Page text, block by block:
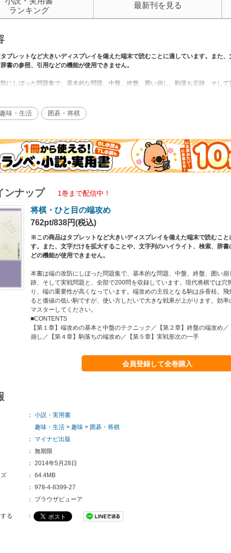
ランキング
最新刊を見る
ブレットなど大きいディスプレイを備えた端末で読むことに適しています。また
書の参照、引用などの機能が使用できません。
にしぼった問題集で、基本的な問題、中盤、終盤、囲い崩し、駒落ち定跡、そし
では穴熊の流行により、端の重要性が高くなっています。端攻めの主役となる駒は
めの基本と中盤のテクニック／【第２章】終盤の端攻め／【第３章】囲い崩し／【
趣味・生活 囲碁・将棋
ンナップ 1巻まで配信中！
将棋・ひと目の端攻め
762pt/838円(税込)
※この商品はタブレットなど大きいディスプレイを備えた端末で読むこと
す。また、文字だけを拡大することや、文字列のハイライト、検索、辞書
どの機能が使用できません。
本書は端の攻防にしぼった問題集で、基本的な問題、中盤、終盤、囲い崩
跡、そして実戦問題と、全部で200問を収録しています。現代将棋では穴
り、端の重要性が高くなっています。端攻めの主役となる駒は歩香桂。
ると価値の低い駒ですが、使い方しだいで大きな戦果が上がります。効率
マスターしてください。
■CONTENTS
【第１章】端攻めの基本と中盤のテクニック／【第２章】終盤の端攻め
崩し／【第４章】駒落ちの端攻め／【第５章】実戦形次の一手
会員登録して全巻購入
： 小説・実用書
趣味・生活 > 趣味 > 囲碁・将棋
：
マイナビ出版
： 無期限
： 2014年5月28日
： 64.4MB
： 978-4-8399-27
： ブラウザビューア
る ：